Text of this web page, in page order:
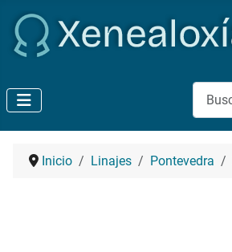
Buscar
Inicio Linajes Pontevedra